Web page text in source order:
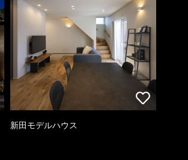
新田モデルハウス